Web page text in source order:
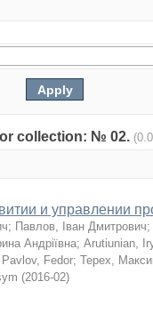
collection: № 02.
и управлении
; Павлов, Іван Дмитрович;
Андріївна; Arutiunian,
Pavlov, Fedor; Терех,
(2016-02)